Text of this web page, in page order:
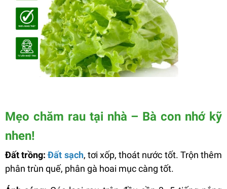
Mẹo chăm rau tại nhà – Bà con nhớ kỹ
nhen!
Đất trồng: Đất sạch, tơi xốp, thoát nước tốt. Trộn thêm
phân trùn quế, phân gà hoai mục càng tốt.